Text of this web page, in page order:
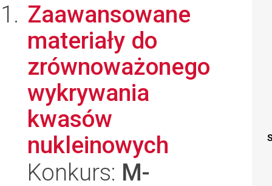
Zaawansowane
materiały do
zrównoważonego
wykrywania
kwasów
nukleinowych
Konkurs: M-